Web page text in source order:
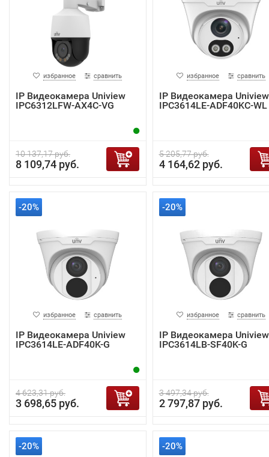
избранное сравнить
IP Видеокамера Uniview
IPC6312LFW-AX4C-VG
10 137,17 руб.
8 109,74 руб.
избранное сравнить
IP Видеокамера Uniview
IPC3614LE-ADF40KC-WL
5 205,77 руб.
4 164,62 руб.
-20%
избранное сравнить
IP Видеокамера Uniview
IPC3614LE-ADF40K-G
4 623,31 руб.
3 698,65 руб.
-20%
избранное сравнить
IP Видеокамера Uniview
IPC3614LB-SF40K-G
3 497,34 руб.
2 797,87 руб.
-20% -20%